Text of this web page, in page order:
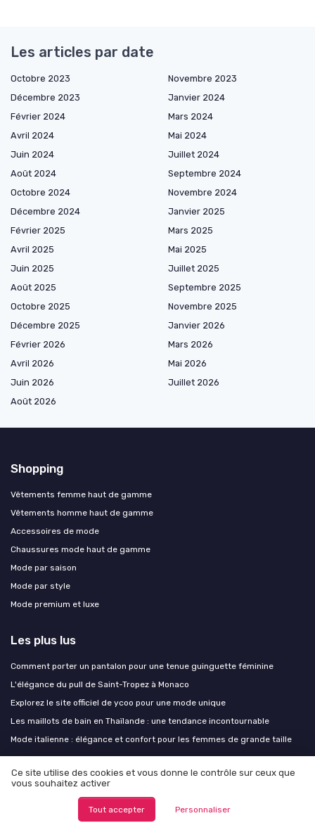
Les articles par date
Octobre 2023
Novembre 2023
Décembre 2023
Janvier 2024
Février 2024
Mars 2024
Avril 2024
Mai 2024
Juin 2024
Juillet 2024
Août 2024
Septembre 2024
Octobre 2024
Novembre 2024
Décembre 2024
Janvier 2025
Février 2025
Mars 2025
Avril 2025
Mai 2025
Juin 2025
Juillet 2025
Août 2025
Septembre 2025
Octobre 2025
Novembre 2025
Décembre 2025
Janvier 2026
Février 2026
Mars 2026
Avril 2026
Mai 2026
Juin 2026
Juillet 2026
Août 2026
Shopping
Vêtements femme haut de gamme
Vêtements homme haut de gamme
Accessoires de mode
Chaussures mode haut de gamme
Mode par saison
Mode par style
Mode premium et luxe
Les plus lus
Comment porter un pantalon pour une tenue guinguette féminine
L'élégance du pull de Saint-Tropez à Monaco
Explorez le site officiel de ycoo pour une mode unique
Les maillots de bain en Thaïlande : une tendance incontournable
Mode italienne : élégance et confort pour les femmes de grande taille
Les derniers articles
Comment le panier Celine redéfinit le sac d’été de luxe
Le panier Céline : comment le sac en raphia devient un classique du luxe
Ce site utilise des cookies et vous donne le contrôle sur ceux que
vous souhaitez activer
Tout accepter Personnaliser